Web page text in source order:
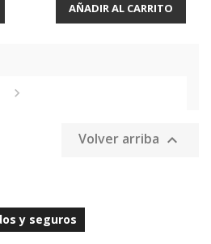
AÑADIR AL CARRITO

Volver arriba 
y seguros